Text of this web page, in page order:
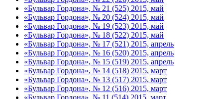
«Бульвар Гордона», № 21 (525) 2015, май
«Бульвар Гордона», № 20 (524) 2015, май
«Бульвар Гордона», № 19 (523) 2015, май
«Бульвар Гордона», № 18 (522) 2015, май
«Бульвар Гордона», № 17 (521) 2015, апрель
«Бульвар Гордона», № 16 (520) 2015, апрель
«Бульвар Гордона», № 15 (519) 2015, апрель
«Бульвар Гордона», № 14 (518) 2015, март
«Бульвар Гордона», № 13 (517) 2015, март
«Бульвар Гордона», № 12 (516) 2015, март
«Бульвар Гордона», № 11 (514) 2015, март